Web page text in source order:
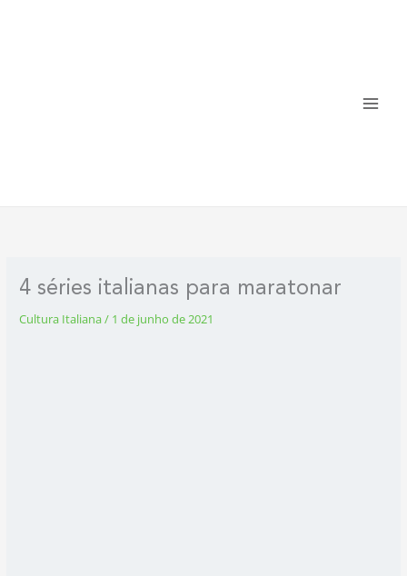
4 séries italianas para maratonar
Cultura Italiana/ 1 de junho de 2021